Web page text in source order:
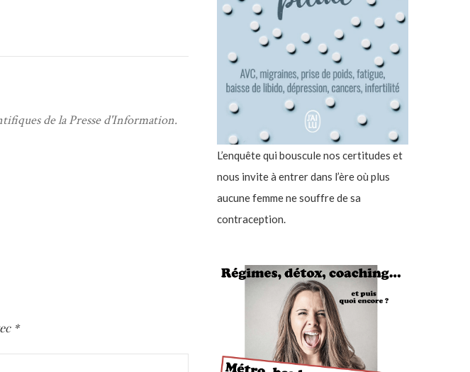
de la Presse d'Information.
*
L’enquête qui bouscule nos certitudes et
nous invite à entrer dans l’ère où plus
aucune femme ne souffre de sa
contraception.